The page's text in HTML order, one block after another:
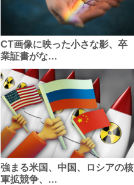
CT画像に映った小さな影、卒
業証書がな…
強まる米国、中国、ロシアの核
軍拡競争、…